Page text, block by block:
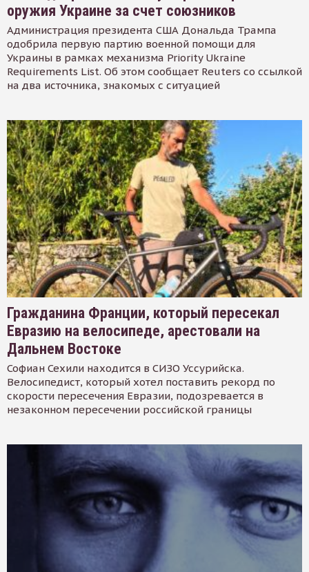
оружия Украине за счет союзников
Администрация президента США Дональда Трампа
одобрила первую партию военной помощи для
Украины в рамках механизма Priority Ukraine
Requirements List. Об этом сообщает Reuters со ссылкой
на два источника, знакомых с ситуацией
Гражданина Франции, который пересекал
Евразию на велосипеде, арестовали на
Дальнем Востоке
Софиан Сехили находится в СИЗО Уссурийска.
Велосипедист, который хотел поставить рекорд по
скорости пересечения Евразии, подозревается в
незаконном пересечении российской границы